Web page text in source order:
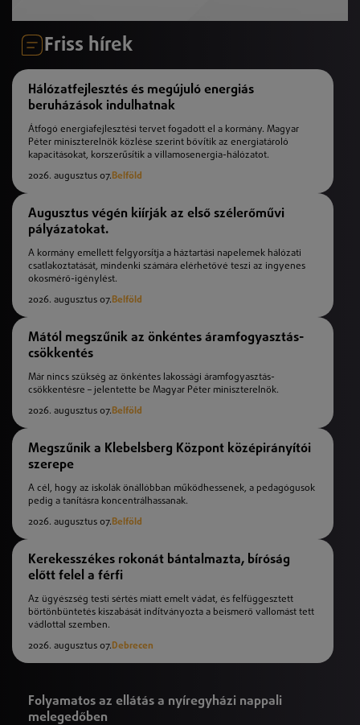
Friss hírek
Hálózatfejlesztés és megújuló energiás
beruházások indulhatnak
Átfogó energiafejlesztési tervet fogadott el a kormány. Magyar
Péter miniszterelnök közlése szerint bővítik az energiatároló
kapacitásokat, korszerűsítik a villamosenergia-hálózatot.
2026. augusztus 07.Belföld
Augusztus végén kiírják az első szélerőművi
pályázatokat.
A kormány emellett felgyorsítja a háztartási napelemek hálózati
csatlakoztatását, mindenki számára elérhetővé teszi az ingyenes
okosmérő-igénylést.
2026. augusztus 07.Belföld
Mától megszűnik az önkéntes áramfogyasztás-
csökkentés
Már nincs szükség az önkéntes lakossági áramfogyasztás-
csökkentésre – jelentette be Magyar Péter miniszterelnök.
2026. augusztus 07.Belföld
Megszűnik a Klebelsberg Központ középirányítói
szerepe
A cél, hogy az iskolák önállóbban működhessenek, a pedagógusok
pedig a tanításra koncentrálhassanak.
2026. augusztus 07.Belföld
Kerekesszékes rokonát bántalmazta, bíróság
előtt felel a férfi
Az ügyészség testi sértés miatt emelt vádat, és felfüggesztett
börtönbüntetés kiszabását indítványozta a beismerő vallomást tett
vádlottal szemben.
2026. augusztus 07.Debrecen
Folyamatos az ellátás a nyíregyházi nappali
melegedőben